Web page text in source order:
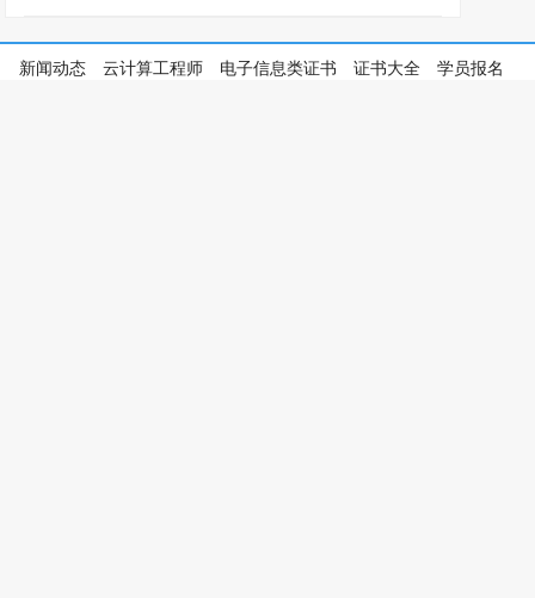
新闻动态 云计算工程师 电子信息类证书 证书大全
学员报名